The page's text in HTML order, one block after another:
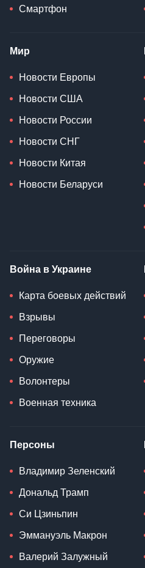
Смартфон
Мир
Новости Европы
Новости США
Новости России
Новости СНГ
Новости Китая
Новости Беларуси
Война в Украине
Карта боевых действий
Взрывы
Переговоры
Оружие
Волонтеры
Военная техника
Персоны
Владимир Зеленский
Дональд Трамп
Си Цзиньпин
Эммануэль Макрон
Валерий Залужный